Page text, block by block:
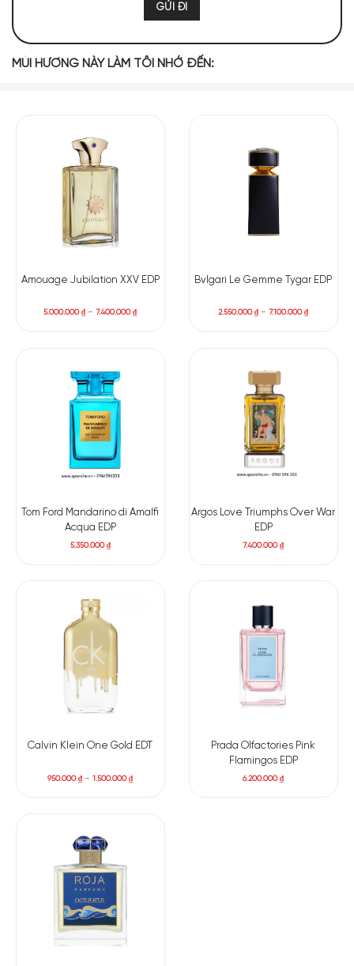
MIDDLE NOTES
Hoắc Hương
Aube Rubis mở ra bằng sự kết hợp sắc nét giữa lý chua đen,
bưởi và cam bergamot tạo cảm giác tươi tắn, rực rỡ. Nốt
thơm, mang đến sự thanh tao, nữ tính một cách đầy bản lĩnh.
Điểm đặc biệt nằm ở tầng hương cuối: hoắc hương, cỏ vetiver
Các tầng hương chính:
Hương đầu: Quả lý chua đen, bưởi, cam bergamot.
Hương giữa: Hoa diên vĩ, cây xô thơm, violet.
Hương cuối: Hoắc hương, cỏ hương bài Haiti, kẹo praline
Có nên mua nước hoa unisex Aube Rubis không?
Với độ lưu hương ổn định từ 6-8 giờ và khả năng toả hương
trong không gian cá nhân vừa phải, Atelier Des Ors Aube
Rubis Eau De Parfum là một lựa chọn hoàn hảo cho những ai
đang tìm kiếm một mùi hương đủ tinh tế để dùng ban ngày,
đủ quyến rũ cho buổi tối, và đủ khác biệt để ghi dấu trong mọi
MÙI HƯƠNG NÀY LÀM TÔI NHỚ ĐẾN:
Amouage Jubilation XXV EDP
5.000.000₫ – 7.400.000₫
Bvlgari Le Gemme Tygar EDP
2.550.000₫ – 7.100.000₫
Tom Ford Mandarino di Amalfi
Acqua EDP
5.350.000₫
Argos Love Triumphs Over War
EDP
7.400.000₫
Calvin Klein One Gold EDT
950.000₫ –1.500.000₫
Prada Olfactories Pink
Flamingos EDP
6.200.000₫